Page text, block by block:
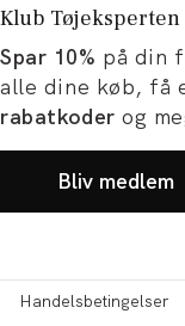
dit købog artikler
og karriere
Klub Tøjeksperten
Spar 10% på din
alle dine køb, få
rabatkoder og
Bliv medlem
Handelsbetingelser